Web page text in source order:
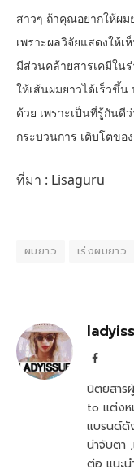
สาวๆ ถ้าคุณอยากให้ผม
เพราะผลวิจัยแสดงให้
มีส่วนคล้ายสารเคมีใน
ให้เส้นผมยาวได้เร็วขึ้
ด้วย เพราะเป็นที่รู้กันดี
กระบวนการ เติบโตขอ
ที่มา : Lisaguru
ผมยาว เร่งผมยาว
นิตยสาร
to แต่งห
แบรนด์ดั
น่าจับตา
ต่อ แนะ